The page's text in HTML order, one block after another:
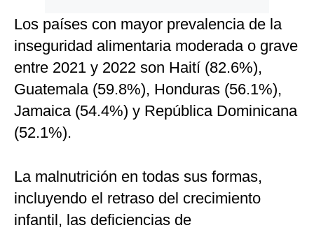
Los países con mayor prevalencia de la
inseguridad alimentaria moderada o grave
entre 2021 y 2022 son Haití (82.6%),
Guatemala (59.8%), Honduras (56.1%),
Jamaica (54.4%) y República Dominicana
(52.1%).
La malnutrición en todas sus formas,
incluyendo el retraso del crecimiento
infantil, las deficiencias de